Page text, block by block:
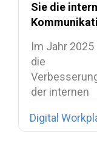
Sie die
Im Jahr
die
der internen
längst nicht
Digital